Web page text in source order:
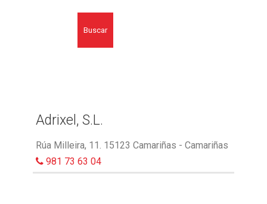
Buscar
Adrixel, S.L.
Rúa Milleira, 11. 15123 Camariñas - Camariñas
981 73 63 04